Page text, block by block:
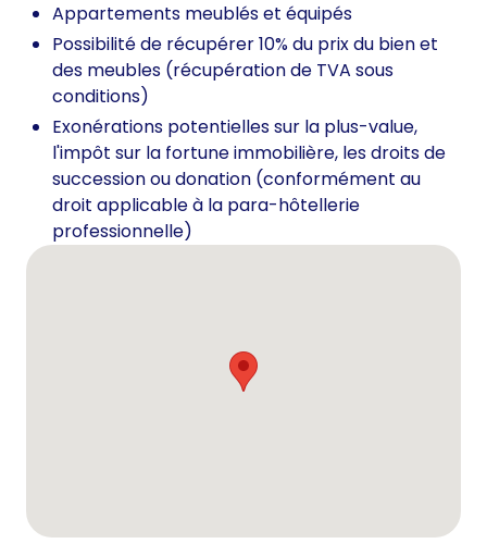
Appartements meublés et équipés
Possibilité de récupérer 10% du prix du bien et
des meubles (récupération de TVA sous
conditions)
Exonérations potentielles sur la plus-value,
l'impôt sur la fortune immobilière, les droits de
succession ou donation (conformément au
droit applicable à la para-hôtellerie
professionnelle)